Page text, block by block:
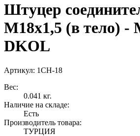
Штуцер
M18x1,5 (в тело) -
DKOL
Артикул: 1CH-18
Вес:
0.041 кг.
Наличие на складе:
Есть
Производитель товара:
ТУРЦИЯ